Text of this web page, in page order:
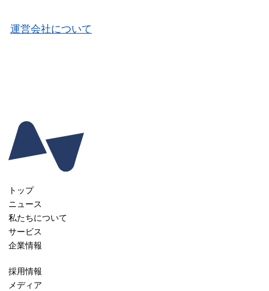
運営会社について
トップ
ニュース
私たちについて
サービス
企業情報
採用情報
メディア